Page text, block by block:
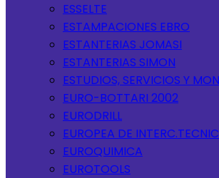
ESSELTE
ESTAMPACIONES EBRO
ESTANTERIAS JOMASI
ESTANTERIAS SIMON
ESTUDIOS, SERVICIOS Y
EURO-BOTTARI 2002
EURODRILL
EUROPEA DE
EUROQUIMICA
EUROTOOLS